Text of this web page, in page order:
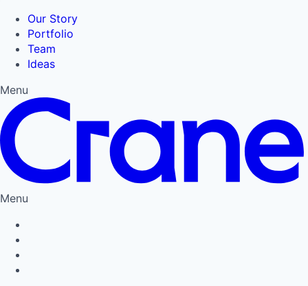
Our Story
Portfolio
Team
Ideas
Menu
Menu